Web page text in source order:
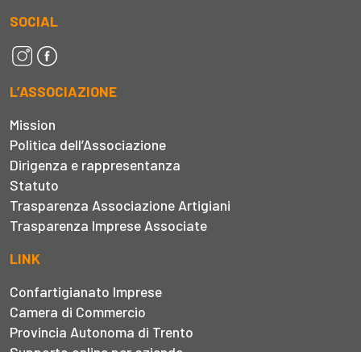
SOCIAL
L’ASSOCIAZIONE
Mission
Politica dell’Associazione
Dirigenza e rappresentanza
Statuto
Trasparenza Associazione Artigiani
Trasparenza Imprese Associate
LINK
Confartigianato Imprese
Camera di Commercio
Provincia Autonoma di Trento